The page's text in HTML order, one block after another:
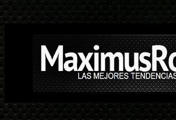
Saltar
contenido